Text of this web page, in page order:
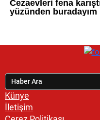
Künye
İletişim